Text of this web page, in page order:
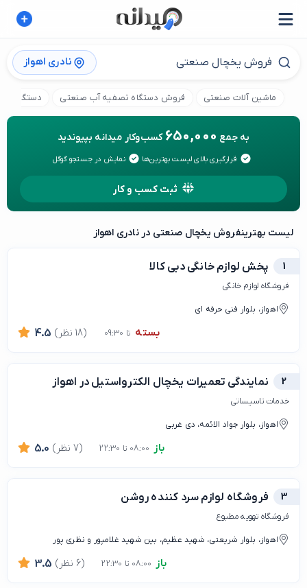
نادری اهواز
ماشین آلات صنعتی فروش دستگاه تصفیه آب صنعتی دستگاه
به جمع 650,000 کسب‌وکار میدانه بپیوندید
قرارگیری بالای لیست بهترین‌ها نمایش در جستجو گوگل
ثبت کسب و کار
لیست بهترینفروش یخچال صنعتی در نادری اهواز
1 پخش لوازم خانگی دبی کالا
فروشگاه لوازم خانگی
اهواز، بلوار فنی حرفه ای
بسته تا 09:30 4.5 (18 نظر)
2 نمایندگی تعمیرات یخچال الکترواستیل در اهواز
خدمات تاسیساتی
اهواز، بلوار جواد الائمه، دی غربی
باز 5.0 (7 نظر)
3 فروشگاه لوازم سرد کننده روشن
فروشگاه تهویه مطبوع
اهواز، بلوار شریعتی، شهید عظیم، بین شهید غلامپور و نظری پور
باز 3.5 (6 نظر)